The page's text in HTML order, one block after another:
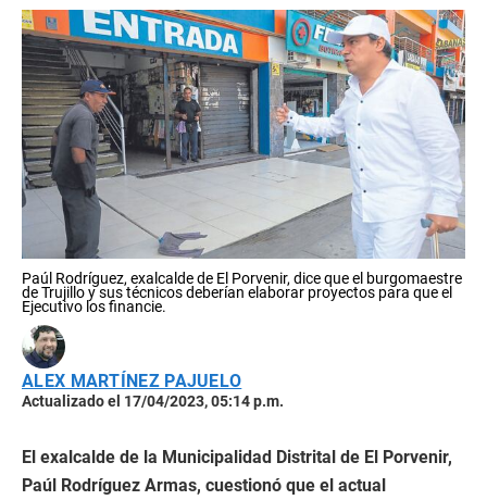
Paúl Rodríguez, exalcalde de El Porvenir, dice que el burgomaestre
de Trujillo y sus técnicos deberían elaborar proyectos para que el
Ejecutivo los financie.
ALEX MARTÍNEZ PAJUELO
Actualizado el 17/04/2023, 05:14 p.m.
El exalcalde de la Municipalidad Distrital de El Porvenir,
Paúl Rodríguez Armas, cuestionó que el actual